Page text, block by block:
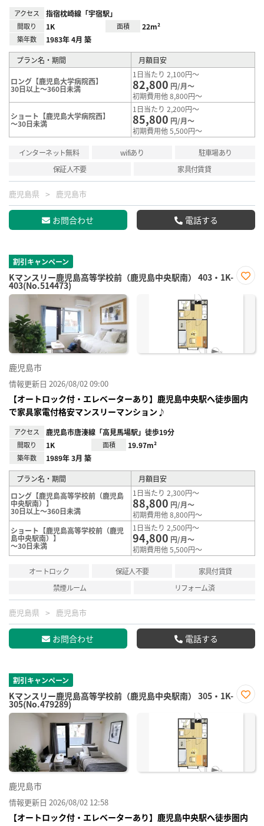
アクセス 指宿枕崎線「宇宿駅」
間取り 1K 面積 22m²
築年数 1983年 4月 築
プラン名・期間 月額目安
ロング【鹿児島大学病院西】
30日以上～360日未満
1日当たり 2,100円～
82,800 円/月～
初期費用他 8,800円～
ショート【鹿児島大学病院西】
～30日未満
1日当たり 2,200円～
85,800 円/月～
初期費用他 5,500円～
インターネット無料 wifiあり
駐車場あり
保証人不要
家具付賃貸
鹿児島県 鹿児島市
お問合わせ 電話する
割引キャンペーン
Kマンスリー鹿児島高等学校前（鹿児島中央駅南） 403・1K-
403(No.514473)
に入
鹿児島市
情報更新日 2026/08/02 09:00
【オートロック付・エレベーターあり】鹿児島中央駅へ徒歩圏内
で家具家電付格安マンスリーマンション♪
アクセス 鹿児島市唐湊線「高見馬場駅」徒歩19分
間取り 1K 面積 19.97m²
築年数 1989年 3月 築
プラン名・期間
月額目安
ロング【鹿児島高等学校前（鹿児島
中央駅南）】
30日以上～360日未満
1日当たり 2,300円～
88,800 円/月～
初期費用他 8,800円～
ショート【鹿児島高等学校前（鹿児
島中央駅南）】
～30日未満
1日当たり 2,500円～
94,800 円/月～
初期費用他 5,500円～
オートロック 保証人不要
家具付賃貸
禁煙ルーム
リフォーム済
鹿児島県 鹿児島市
お問合わせ 電話する
割引キャンペーン
Kマンスリー鹿児島高等学校前（鹿児島中央駅南） 305・1K-
305(No.479289)
に入
鹿児島市
情報更新日 2026/08/02 12:58
【オートロック付・エレベーターあり】鹿児島中央駅へ徒歩圏内